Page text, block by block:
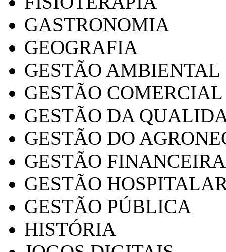
GASTRONOMIA
GEOGRAFIA
GESTÃO AMBIENTAL
GESTÃO COMERCIAL
GESTÃO DA
GESTÃO DO
GESTÃO FINANCEIRA
GESTÃO
GESTÃO PÚBLICA
HISTÓRIA